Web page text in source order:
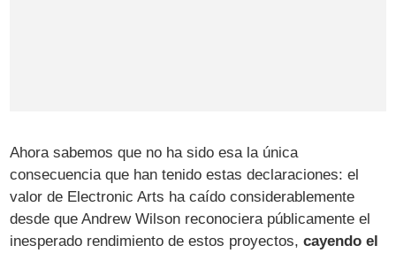
Ahora sabemos que no ha sido esa la única
consecuencia que han tenido estas declaraciones: el
valor de Electronic Arts ha caído considerablemente
desde que Andrew Wilson reconociera públicamente el
inesperado rendimiento de estos proyectos,cayendo el